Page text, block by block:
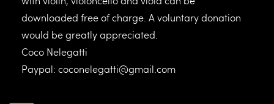
2026 © Coco Nelegatti
Legal Notice
downloaded free of charge. A voluntary donation
would be greatly appreciated.
Coco Nelegatti
Paypal: coconelegatti@gmail.com